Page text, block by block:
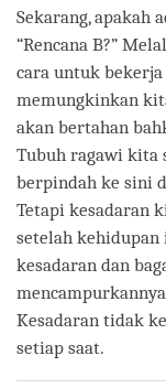
Sekarang, apakah
“Rencana B?”
cara untuk bekerja
memungkinkan
akan bertahan
Tubuh ragawi kita
berpindah ke sini
Tetapi kesadaran
setelah
kesadaran dan
Kesadaran tidak
setiap saat.